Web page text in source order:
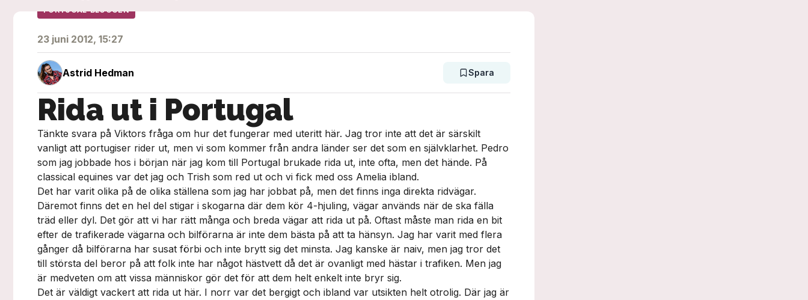
PORTUGAL-BLOGGEN
23 juni 2012, 15:27
Astrid Hedman Spara
Rida ut i Portugal
Tänkte svara på Viktors fråga om hur det fungerar med uteritt här. Jag tror inte att det är särskilt
vanligt att portugiser rider ut, men vi som kommer från andra länder ser det som en självklarhet. Pedro
som jag jobbade hos i början när jag kom till Portugal brukade rida ut, inte ofta, men det hände. På
classical equines var det jag och Trish som red ut och vi fick med oss Amelia ibland.
Det har varit olika på de olika ställena som jag har jobbat på, men det finns inga direkta ridvägar.
Däremot finns det en hel del stigar i skogarna där dem kör 4-hjuling, vägar används när de ska fälla
träd eller dyl. Det gör att vi har rätt många och breda vägar att rida ut på. Oftast måste man rida en bit
efter de trafikerade vägarna och bilförarna är inte dem bästa på att ta hänsyn. Jag har varit med flera
gånger då bilförarna har susat förbi och inte brytt sig det minsta. Jag kanske är naiv, men jag tror det
till största del beror på att folk inte har något hästvett då det är ovanligt med hästar i trafiken. Men jag
är medveten om att vissa människor gör det för att dem helt enkelt inte bryr sig.
Det är väldigt vackert att rida ut här. I norr var det bergigt och ibland var utsikten helt otrolig. Där jag är